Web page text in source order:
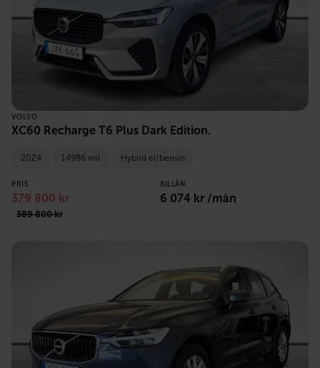
VOLVO
XC60 Recharge T6 Plus Dark Edition.
2024 14986 mil Hybrid el/bensin
PRIS
379 800 kr
389 800 kr
BILLÅN
6 074 kr /mån